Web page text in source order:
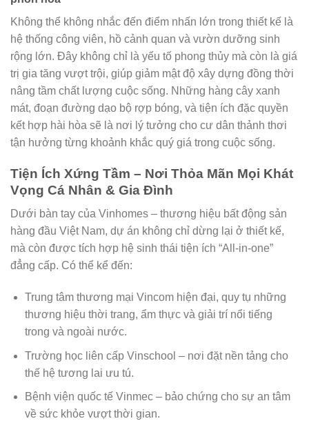
Không thể không nhắc đến điểm nhấn lớn trong thiết kế là
hệ thống công viên, hồ cảnh quan và vườn dưỡng sinh
rộng lớn. Đây không chỉ là yếu tố phong thủy mà còn là giá
trị gia tăng vượt trội, giúp giảm mật độ xây dựng đồng thời
nâng tầm chất lượng cuộc sống. Những hàng cây xanh
mát, đoạn đường dạo bộ rợp bóng, và tiện ích đặc quyền
kết hợp hài hòa sẽ là nơi lý tưởng cho cư dân thảnh thơi
tận hưởng từng khoảnh khắc quý giá trong cuộc sống.
Tiện Ích Xứng Tầm – Nơi Thỏa Mãn Mọi Khát
Vọng Cá Nhân & Gia Đình
Dưới bàn tay của Vinhomes – thương hiệu bất động sản
hàng đầu Việt Nam, dự án không chỉ dừng lại ở thiết kế,
mà còn được tích hợp hệ sinh thái tiện ích “All-in-one”
đẳng cấp. Có thể kể đến:
Trung tâm thương mại Vincom hiện đại, quy tụ những
thương hiệu thời trang, ẩm thực và giải trí nổi tiếng
trong và ngoài nước.
Trường học liên cấp Vinschool – nơi đặt nền tảng cho
thế hệ tương lai ưu tú.
Bệnh viện quốc tế Vinmec – bảo chứng cho sự an tâm
về sức khỏe vượt thời gian.